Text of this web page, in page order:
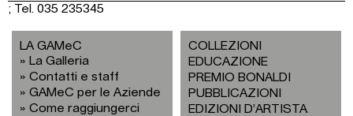
; Tel. 035 235345
LA GAMeC
La Galleria
Contatti e staff
GAMeC per le Aziende
Come raggiungerci
COLLEZIONI
EDUCAZIONE
PREMIO BONALDI
PUBBLICAZIONI
EDIZIONI D’ARTISTA